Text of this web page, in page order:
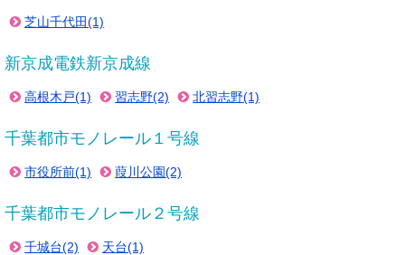
芝山千代田(1)
新京成電鉄新京成線
高根木戸(1) 習志野(2) 北習志野(1)
千葉都市モノレール１号線
市役所前(1) 葭川公園(2)
千葉都市モノレール２号線
千城台(2) 天台(1)